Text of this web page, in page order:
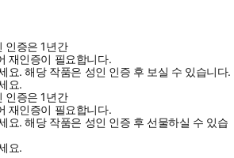
인증은 1년간
재인증이 필요합니다.
요.해당 작품은 성인 인증 후 보실 수 있습니다.
요.
인증은 1년간
재인증이 필요합니다.
요.해당 작품은 성인 인증 후 선물하실 수 있습
요.